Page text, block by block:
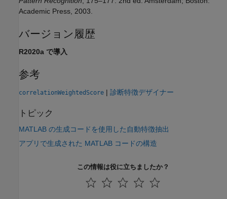
Academic Press, 2003.
バージョン履歴
R2020a で導入
参考
correlationWeightedScore | 診断特徴デザイナー
トピック
MATLAB の生成コードを使用した自動特徴抽出
アプリで生成された MATLAB コードの構造
この情報は役に立ちましたか？